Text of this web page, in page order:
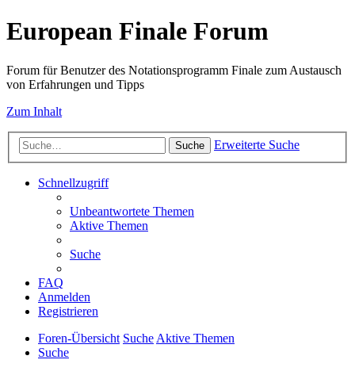
European Finale Forum
Forum für Benutzer des Notationsprogramm Finale zum Austausch
von Erfahrungen und Tipps
Zum Inhalt
Suche Erweiterte Suche
Schnellzugriff
Unbeantwortete Themen
Aktive Themen
Suche
FAQ
Anmelden
Registrieren
Foren-Übersicht SucheAktive Themen
Suche